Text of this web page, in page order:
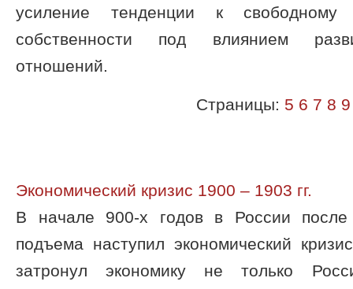
усиление тенденции к свободному
собственности под влиянием
отношений.
Страницы: 5 6 7 8 9
Экономический кризис 1900 – 1903 гг.
В начале 900-х годов в России после
подъема наступил экономический
затронул экономику не только